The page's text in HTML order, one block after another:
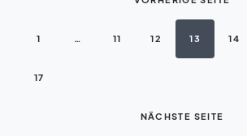
1 … 11 12 13 14
17
NÄCHSTE SEITE